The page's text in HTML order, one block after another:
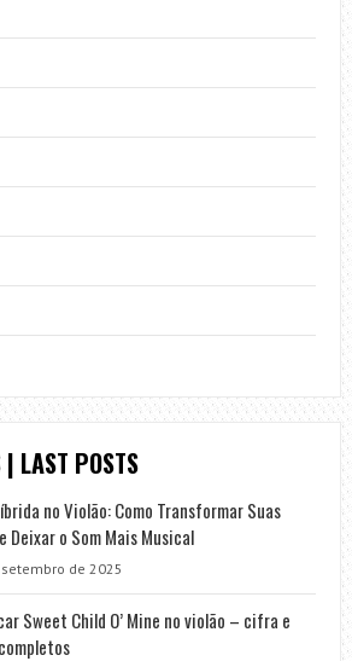
| LAST POSTS
no Violão: Como Transformar Suas
Deixar o Som Mais Musical
de 2025
Sweet Child O’ Mine no violão – cifra e